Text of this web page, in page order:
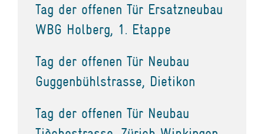
Tag der offenen Tür Ersatzneubau
WBG Holberg, 1. Etappe
Tag der offenen Tür Neubau
Guggenbühlstrasse, Dietikon
Tag der offenen Tür Neubau